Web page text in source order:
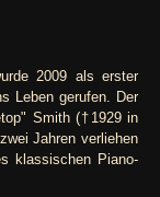
2009 als erster
Leben gerufen. Der
Smith (†1929 in
Jahren verliehen
klassischen Piano-